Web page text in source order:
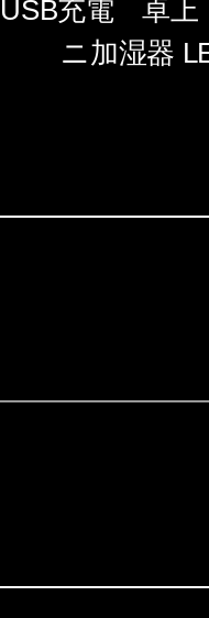
USB充電 卓
ニ加湿器